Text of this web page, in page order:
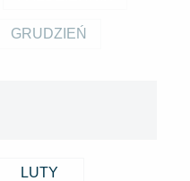
GRUDZIEŃ
LUTY